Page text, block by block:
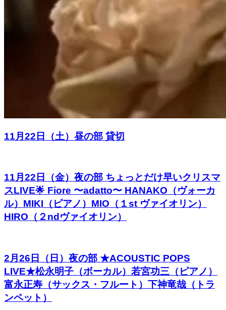
11月22日（土）昼の部 貸切
11月22日（金）夜の部 ちょっとだけ早いクリスマ
スLIVE🌟 Fiore 〜adatto〜 HANAKO（ヴォーカ
ル）MIKI（ピアノ）MIO（１st ヴァイオリン）
HIRO（２ndヴァイオリン）
2月26日（日）夜の部 ★ACOUSTIC POPS
LIVE★松永明子（ボーカル）若宮功三（ピアノ）
富永正寿（サックス・フルート）下神竜哉（トラ
ンペット）